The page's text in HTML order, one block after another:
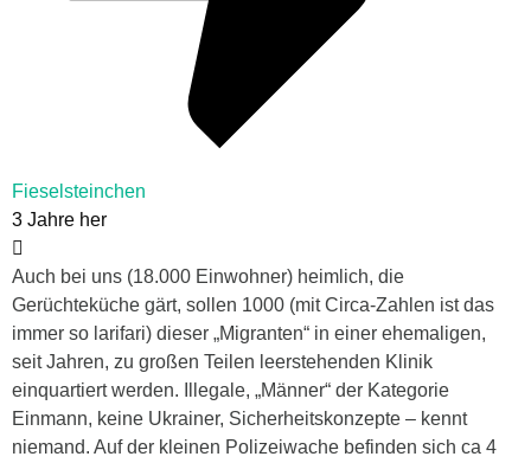
Fieselsteinchen
3 Jahre her
Auch bei uns (18.000 Einwohner) heimlich, die
Gerüchteküche gärt, sollen 1000 (mit Circa-Zahlen ist das
immer so larifari) dieser „Migranten“ in einer ehemaligen,
seit Jahren, zu großen Teilen leerstehenden Klinik
einquartiert werden. Illegale, „Männer“ der Kategorie
Einmann, keine Ukrainer, Sicherheitskonzepte – kennt
niemand. Auf der kleinen Polizeiwache befinden sich ca 4